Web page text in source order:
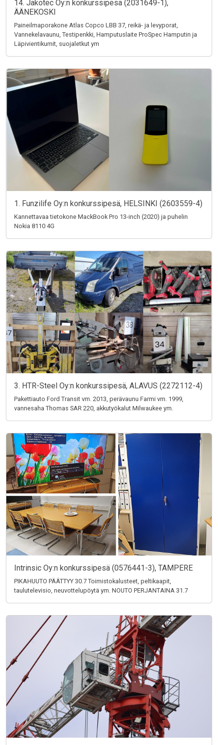
14. Jakotec Oy:n konkurssipesä (2031649-1),
ÄÄNEKOSKI
Paineilmaporakone Atlas Copco LBB 37, reikä- ja levyporat,
Vannekelavaunu, Testipenkki, Hamputuslaite ProSpec Hamputin ja
Läpivientikumit, suojaletkut ym
1. Funzilife Oy:n konkurssipesä, HELSINKI (2603559-4)
Kannettavaa tietokone MackBook Pro 13-inch (2020) ja puhelin
Nokia 8110 4G
3. HTR-Steel Oy:n konkurssipesä, ALAVUS (2272112-4)
Pakettiauto Ford Transit vm. 2013, perävaunu Farmi vm. 1999,
vannesaha Thomas SAR 220, akkutyökalut Milwaukee ym.
Intrinsic Oy:n konkurssipesä (0576441-3), TAMPERE
PIKAHUUTO PÄÄTTYY 30.7 Toimistokalusteet, peltikaapit,
taulutelevisio, neuvottelupöytä ym. NOUTO PERJANTAINA 31.7